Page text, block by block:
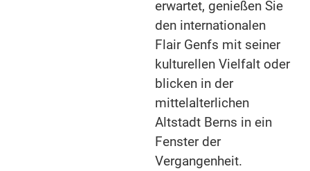
erwartet, genießen Sie
den internationalen
Flair Genfs mit seiner
kulturellen Vielfalt oder
blicken in der
mittelalterlichen
Altstadt Berns in ein
Fenster der
Vergangenheit.